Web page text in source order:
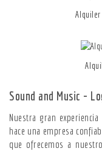
Alquiler
Sound and Music -
Nuestra gran
hace una empresa
que ofrecemos a